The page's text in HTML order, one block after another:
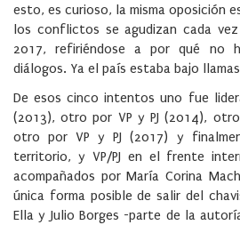
esto, es curioso, la misma oposición
los conflictos se agudizan cada vez
2017, refiriéndose a por qué no
diálogos. Ya el país estaba bajo
De esos cinco intentos uno fue
(2013), otro por VP y PJ (2014),
otro por VP y PJ (2017) y
territorio, y VP/PJ en el frente
acompañados por María Corina
única forma posible de salir del
Ella y Julio Borges -parte de la